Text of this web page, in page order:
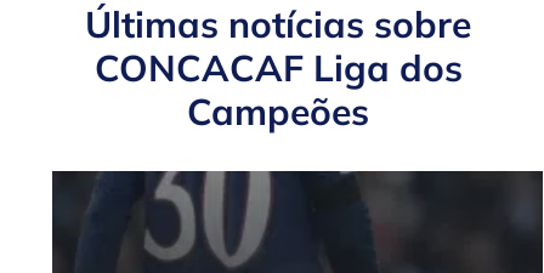
Últimas notícias sobre
CONCACAF Liga dos
Campeões